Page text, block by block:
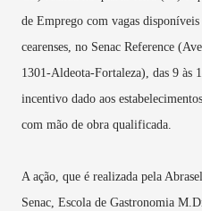
de Emprego com vagas
cearenses, no Senac Reference
1301-Aldeota-Fortaleza), das 9 às
incentivo dado aos
com mão de obra qualificada.
A ação, que é realizada pela
Senac, Escola de Gastronomia